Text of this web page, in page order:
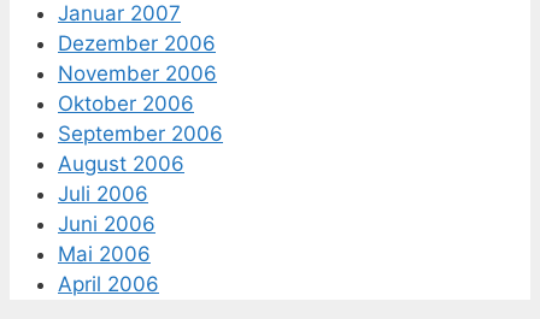
Januar 2007
Dezember 2006
November 2006
Oktober 2006
September 2006
August 2006
Juli 2006
Juni 2006
Mai 2006
April 2006